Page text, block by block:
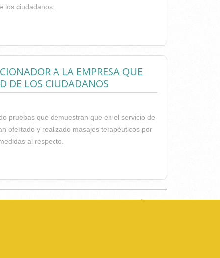
los ciudadanos.
A LA EMPRESA QUE
DE LOS CIUDADANOS
pruebas que demuestran que en el servicio de
ofertado y realizado masajes terapéuticos por
al respecto.